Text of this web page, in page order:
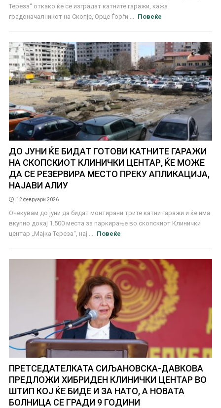
Тереза“ откако ќе се изградат катните гаражи, кажа
градоначалникот на Скопје, Орце Ѓорѓи ...
Повеќе
ДО ЈУНИ ЌЕ БИДАТ ГОТОВИ КАТНИТЕ ГАРАЖИ
НА СКОПСКИОТ КЛИНИЧКИ ЦЕНТАР, ЌЕ МОЖЕ
ДА СЕ РЕЗЕРВИРА МЕСТО ПРЕКУ АПЛИКАЦИЈА,
НАЈАВИ АЛИУ
12 февруари 2026
Очекувам до јуни да бидат монтирани трите катни гаражи и ќе има
вкупно докај 1.500 места за паркирање во скопскиот Клинички
центар „Мајка Тереза“, нај ...
Повеќе
ПРЕТСЕДАТЕЛКАТА СИЉАНОВСКА-ДАВКОВА
ПРЕДЛОЖИ ХИБРИДЕН КЛИНИЧКИ ЦЕНТАР ВО
ШТИП КОЈ ЌЕ БИДЕ И ЗА НАТО, А НОВАТА
БОЛНИЦА СЕ ГРАДИ 9 ГОДИНИ